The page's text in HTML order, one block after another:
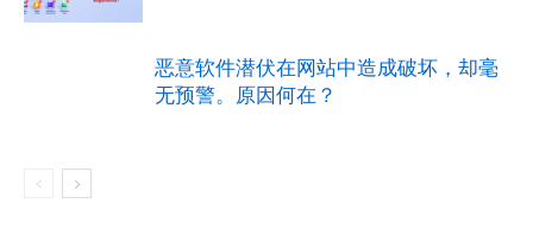
恶意软件潜伏在网站中造成破坏，却毫
无预警。原因何在？